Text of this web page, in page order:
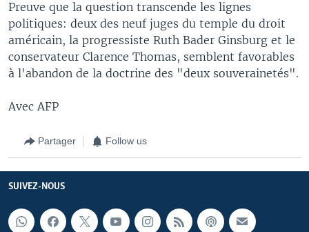
Preuve que la question transcende les lignes
politiques: deux des neuf juges du temple du droit
américain, la progressiste Ruth Bader Ginsburg et le
conservateur Clarence Thomas, semblent favorables
à l'abandon de la doctrine des "deux souverainetés".
Avec AFP
Partager Follow us
SUIVEZ-NOUS